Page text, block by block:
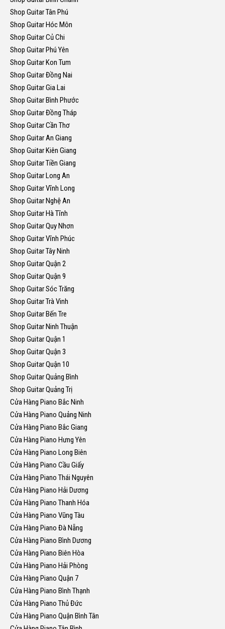
Shop Guitar Tân Phú
Shop Guitar Hóc Môn
Shop Guitar Củ Chi
Shop Guitar Phú Yên
Shop Guitar Kon Tum
Shop Guitar Đồng Nai
Shop Guitar Gia Lai
Shop Guitar Bình Phước
Shop Guitar Đồng Tháp
Shop Guitar Cần Thơ
Shop Guitar An Giang
Shop Guitar Kiên Giang
Shop Guitar Tiền Giang
Shop Guitar Long An
Shop Guitar Vĩnh Long
Shop Guitar Nghệ An
Shop Guitar Hà Tĩnh
Shop Guitar Quy Nhơn
Shop Guitar Vĩnh Phúc
Shop Guitar Tây Ninh
Shop Guitar Quận 2
Shop Guitar Quận 9
Shop Guitar Sóc Trăng
Shop Guitar Trà Vinh
Shop Guitar Bến Tre
Shop Guitar Ninh Thuận
Shop Guitar Quận 1
Shop Guitar Quận 3
Shop Guitar Quận 10
Shop Guitar Quảng Bình
Shop Guitar Quảng Trị
Cửa Hàng Piano Bắc Ninh
Cửa Hàng Piano Quảng Ninh
Cửa Hàng Piano Bắc Giang
Cửa Hàng Piano Hưng Yên
Cửa Hàng Piano Long Biên
Cửa Hàng Piano Cầu Giấy
Cửa Hàng Piano Thái Nguyên
Cửa Hàng Piano Hải Dương
Cửa Hàng Piano Thanh Hóa
Cửa Hàng Piano Vũng Tàu
Cửa Hàng Piano Đà Nẵng
Cửa Hàng Piano Bình Dương
Cửa Hàng Piano Biên Hòa
Cửa Hàng Piano Hải Phòng
Cửa Hàng Piano Quận 7
Cửa Hàng Piano Bình Thạnh
Cửa Hàng Piano Thủ Đức
Cửa Hàng Piano Quận Bình Tân